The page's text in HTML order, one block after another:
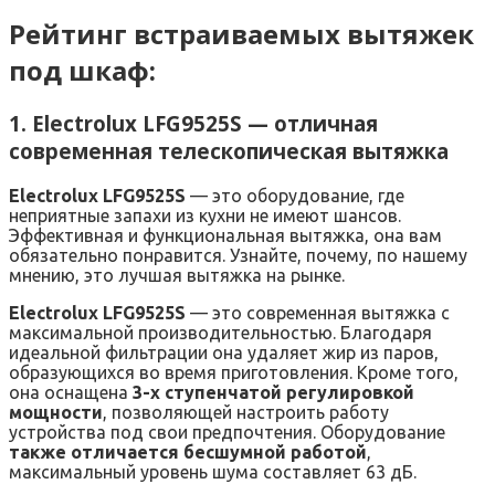
Рейтинг встраиваемых вытяжек
под шкаф:
1. Electrolux LFG9525S — отличная
современная телескопическая вытяжка
Electrolux LFG9525S — это оборудование, где
неприятные запахи из кухни не имеют шансов.
Эффективная и функциональная вытяжка, она вам
обязательно понравится. Узнайте, почему, по нашему
мнению, это лучшая вытяжка на рынке.
Electrolux LFG9525S — это современная вытяжка с
максимальной производительностью. Благодаря
идеальной фильтрации она удаляет жир из паров,
образующихся во время приготовления. Кроме того,
она оснащена 3-х ступенчатой ​​регулировкой
мощности, позволяющей настроить работу
устройства под свои предпочтения. Оборудование
также отличается бесшумной работой,
максимальный уровень шума составляет 63 дБ.